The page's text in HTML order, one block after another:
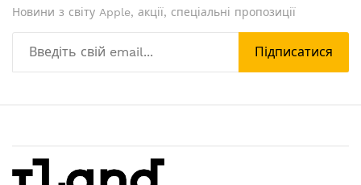
Новини з світу Apple, акції, спеціальні пропозиції
Підписатися